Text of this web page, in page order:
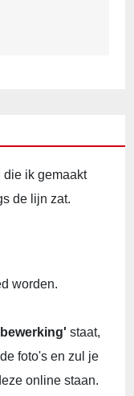
die ik gemaakt
de lijn zat.
worden.
staat,
foto's en zul je
online staan.